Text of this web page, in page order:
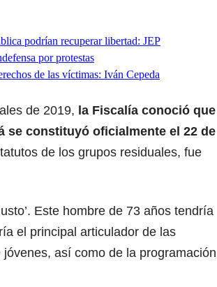
podrían recuperar libertad: JEP
por protestas
de las víctimas: Iván Cepeda
de 2019, la Fiscalía conoció que
se constituyó oficialmente el 22 de
de los grupos residuales, fue
Este hombre de 73 años tendría
el principal articulador de las
así como de la programación